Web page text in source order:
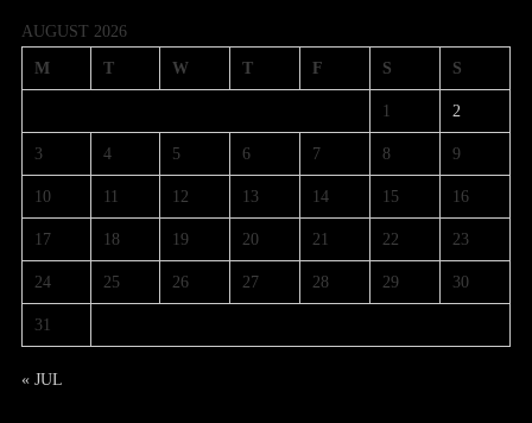
AUGUST 2026
M T W T F S S
1 2
3 4 5 6 7 8 9
10 11 12 13 14 15 16
17 18 19 20 21 22 23
24 25 26 27 28 29 30
31
« JUL